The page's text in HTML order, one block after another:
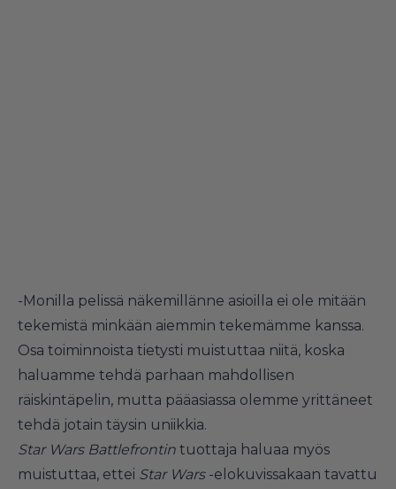
-Monilla pelissä näkemillänne asioilla ei ole mitään
tekemistä minkään aiemmin tekemämme kanssa.
Osa toiminnoista tietysti muistuttaa niitä, koska
haluamme tehdä parhaan mahdollisen
räiskintäpelin, mutta pääasiassa olemme yrittäneet
tehdä jotain täysin uniikkia.
Star Wars Battlefrontin tuottaja haluaa myös
muistuttaa, ettei Star Wars-elokuvissakaan tavattu